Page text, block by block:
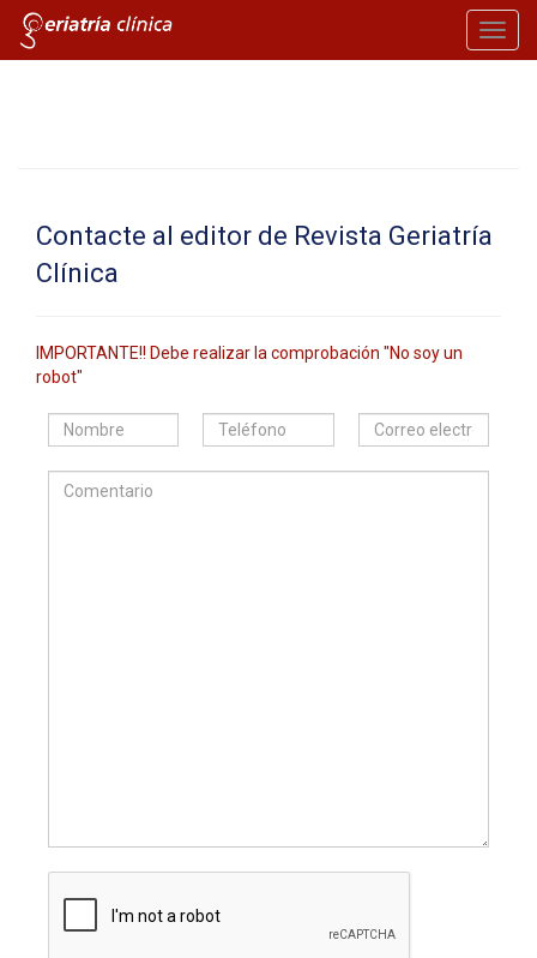
Contacte al editor de Revista Geriatría
Clí­nica
IMPORTANTE!! Debe realizar la comprobación "No soy un
robot"